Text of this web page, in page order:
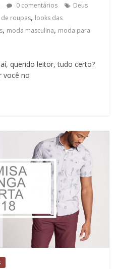
0 comentários
Deus
roupas, looks das
, moda masculina, moda para
querido leitor, tudo certo?
você no